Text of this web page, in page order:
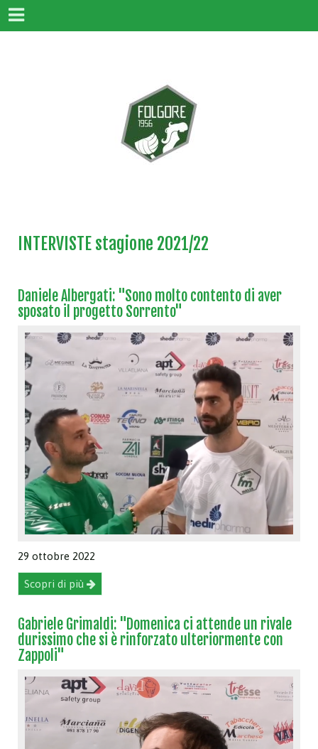
INTERVISTE stagione 2021/22
Daniele Albergati: "Sono molto contento di aver
sposato il progetto Sorrento"
29 ottobre 2022
Scopri di più
Gabriele Grimaldi: "Domenica ci attende un rivale
durissimo che si è rinforzato ulteriormente con
Zappoli"